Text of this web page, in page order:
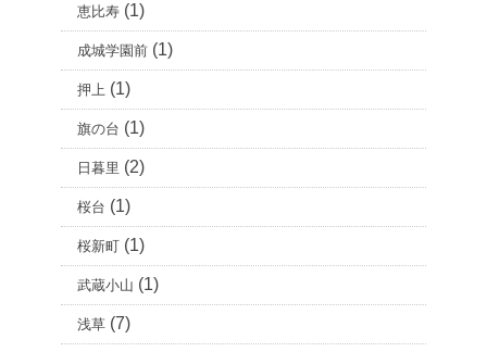
恵比寿 (1)
成城学園前 (1)
押上 (1)
旗の台 (1)
日暮里 (2)
桜台 (1)
桜新町 (1)
武蔵小山 (1)
浅草 (7)